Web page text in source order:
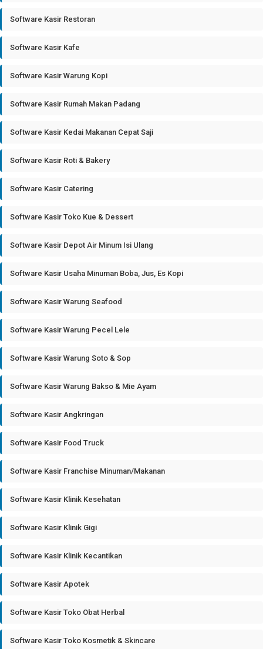
Software Kasir Restoran
Software Kasir Kafe
Software Kasir Warung Kopi
Software Kasir Rumah Makan Padang
Software Kasir Kedai Makanan Cepat Saji
Software Kasir Roti & Bakery
Software Kasir Catering
Software Kasir Toko Kue & Dessert
Software Kasir Depot Air Minum Isi Ulang
Software Kasir Usaha Minuman Boba, Jus, Es Kopi
Software Kasir Warung Seafood
Software Kasir Warung Pecel Lele
Software Kasir Warung Soto & Sop
Software Kasir Warung Bakso & Mie Ayam
Software Kasir Angkringan
Software Kasir Food Truck
Software Kasir Franchise Minuman/Makanan
Software Kasir Klinik Kesehatan
Software Kasir Klinik Gigi
Software Kasir Klinik Kecantikan
Software Kasir Apotek
Software Kasir Toko Obat Herbal
Software Kasir Toko Kosmetik & Skincare